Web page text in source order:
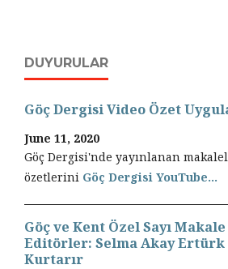
DUYURULAR
Göç Dergisi Video Özet
June 11, 2020
Göç Dergisi'nde yayınlanan
özetlerini Göç Dergisi YouTube...
Göç ve Kent Özel Sayı Makale
Editörler: Selma Akay Ertürk
Kurtarır